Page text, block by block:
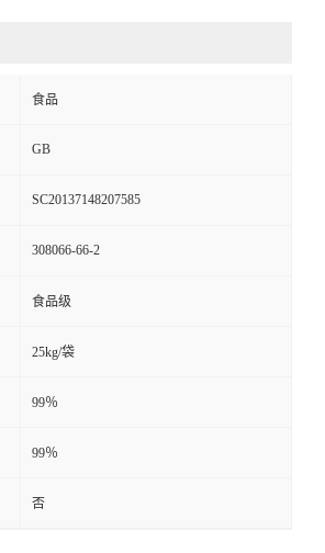
食品
GB
SC20137148207585
308066-66-2
食品级
25kg/袋
99％
99％
否